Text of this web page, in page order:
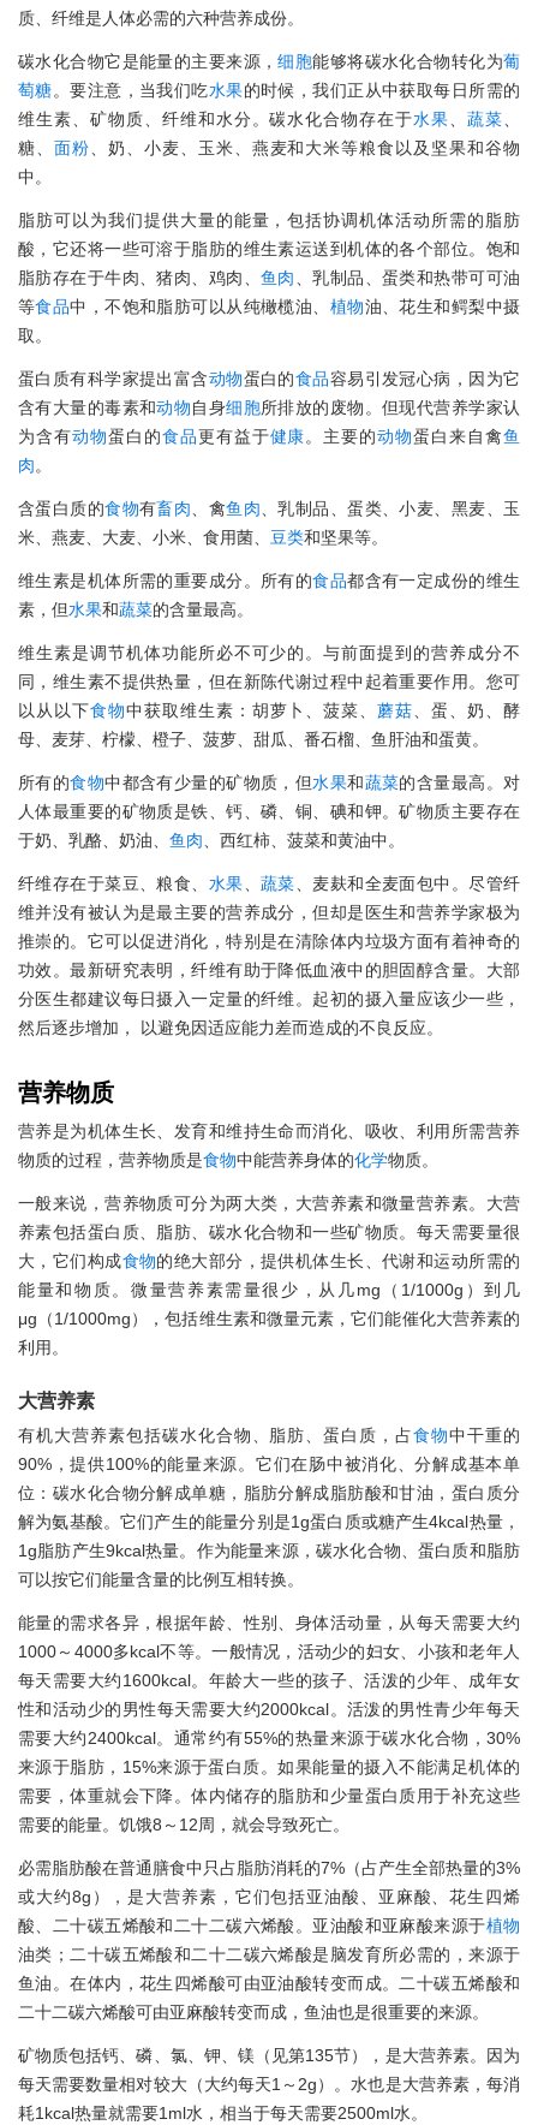
质、纤维是人体必需的六种营养成份。
碳水化合物它是能量的主要来源，细胞能够将碳水化合物转化为葡
萄糖。要注意，当我们吃水果的时候，我们正从中获取每日所需的
维生素、矿物质、纤维和水分。碳水化合物存在于水果 、蔬菜
糖、 面粉 、奶、小麦、玉米、燕麦和大米等粮食以及坚果和谷物
中。
脂肪可以为我们提供大量的能量，包括协调机体活动所需的脂肪
酸，它还将一些可溶于脂肪的维生素运送到机体的各个部位。饱和
脂肪存在于牛肉、猪肉、鸡肉、 鱼肉
、乳制品、蛋类和热带可可油
等食品中，不饱和脂肪可以从纯橄榄油、 植物油、花生和鳄梨中摄
取。
蛋白质有科学家提出富含动物蛋白的食品容易引发冠心病，因为它
含有大量的毒素和动物自身细胞所排放的废物。但现代营养学家认
为含有动物蛋白的食品更有益于健康。主要的动物蛋白来自禽鱼
肉。
含蛋白质的食物有畜肉 、禽鱼肉 、乳制品、蛋类、小麦、黑麦、玉
米、燕麦、大麦、小米、食用菌、 豆类和坚果等。
维生素是机体所需的重要成分。所有的食品都含有一定成份的维生
素，但水果和蔬菜的含量最高。
维生素是调节机体功能所必不可少的。与前面提到的营养成分不
同，维生素不提供热量，但在新陈代谢过程中起着重要作用。您可
以从以下食物中获取维生素：胡萝卜、菠菜、蘑菇 、蛋、奶、酵
母、麦芽、柠檬、橙子、菠萝、甜瓜、番石榴、鱼肝油和蛋黄。
所有的食物中都含有少量的矿物质，但水果和蔬菜的含量最高。对
人体最重要的矿物质是铁、钙、磷、铜、碘和钾。矿物质主要存在
于奶、乳酪、奶油、 鱼肉 、西红柿、菠菜和黄油中。
纤维存在于菜豆、粮食、 水果 、蔬菜 、麦麸和全麦面包中。尽管纤
维并没有被认为是最主要的营养成分，但却是医生和营养学家极为
推崇的。它可以促进消化，特别是在清除体内垃圾方面有着神奇的
功效。最新研究表明，纤维有助于降低血液中的胆固醇含量。大部
分医生都建议每日摄入一定量的纤维。起初的摄入量应该少一些，
然后逐步增加， 以避免因适应能力差而造成的不良反应。
营养物质
营养是为机体生长、发育和维持生命而消化、吸收、利用所需营养
物质的过程，营养物质是食物中能营养身体的化学物质。
一般来说，营养物质可分为两大类，大营养素和微量营养素。大营
养素包括蛋白质、脂肪、碳水化合物和一些矿物质。每天需要量很
大，它们构成食物的绝大部分，提供机体生长、代谢和运动所需的
能量和物质。微量营养素需量很少，从几mg（1/1000g）到几
μg（1/1000mg），包括维生素和微量元素，它们能催化大营养素的
利用。
大营养素
有机大营养素包括碳水化合物、脂肪、蛋白质，占食物中干重的
90%，提供100%的能量来源。它们在肠中被消化、分解成基本单
位：碳水化合物分解成单糖，脂肪分解成脂肪酸和甘油，蛋白质分
解为氨基酸。它们产生的能量分别是1g蛋白质或糖产生4kcal热量，
1g脂肪产生9kcal热量。作为能量来源，碳水化合物、蛋白质和脂肪
可以按它们能量含量的比例互相转换。
能量的需求各异，根据年龄、性别、身体活动量，从每天需要大约
1000～4000多kcal不等。一般情况，活动少的妇女、小孩和老年人
每天需要大约1600kcal。年龄大一些的孩子、活泼的少年、成年女
性和活动少的男性每天需要大约2000kcal。活泼的男性青少年每天
需要大约2400kcal。通常约有55%的热量来源于碳水化合物，30%
来源于脂肪，15%来源于蛋白质。如果能量的摄入不能满足机体的
需要，体重就会下降。体内储存的脂肪和少量蛋白质用于补充这些
需要的能量。饥饿8～12周，就会导致死亡。
必需脂肪酸在普通膳食中只占脂肪消耗的7%（占产生全部热量的3%
或大约8g），是大营养素，它们包括亚油酸、亚麻酸、花生四烯
酸、二十碳五烯酸和二十二碳六烯酸。亚油酸和亚麻酸来源于植物
油类；二十碳五烯酸和二十二碳六烯酸是脑发育所必需的，来源于
鱼油。在体内，花生四烯酸可由亚油酸转变而成。二十碳五烯酸和
二十二碳六烯酸可由亚麻酸转变而成，鱼油也是很重要的来源。
矿物质包括钙、磷、氯、钾、镁（见第135节），是大营养素。因为
每天需要数量相对较大（大约每天1～2g）。水也是大营养素，每消
耗1kcal热量就需要1ml水，相当于每天需要2500ml水。